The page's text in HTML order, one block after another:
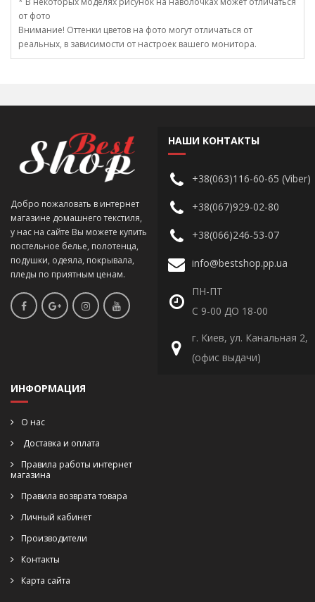
от фото
Внимание! Оттенки цветов на фото могут отличаться от
реальных, в зависимости от настроек вашего монитора.
Добро пожаловать в интернет
магазине домашнего текстиля,
у нас на сайте Вы можете купить
постельное белье, полотенца,
подушки, одеяла, покрывала,
пледы по приятным ценам.
НАШИ КОНТАКТЫ
+38(063)116-60-65 (Viber)
+38(067)929-02-80
+38(066)246-53-07
info@bestshop.pp.ua
ПН-ПТ
С 9-00 ДО 18-00
г. Киев, ул. Канальная 2,
(офис выдачи)
ИНФОРМАЦИЯ
О нас
Доставка и оплата
Правила работы интернет
магазина
Правила возврата товара
Личный кабинет
Производители
Контакты
Карта сайта